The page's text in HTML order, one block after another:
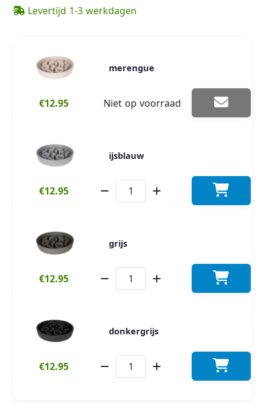
Levertijd 1-3 werkdagen
merengue
€12.95 Niet op voorraad
ijsblauw
€12.95
grijs
€12.95
donkergrijs
€12.95